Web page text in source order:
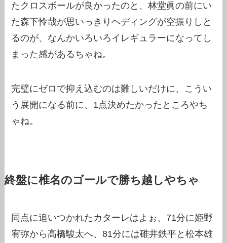
たクロスボールが良かったのと、林堂眞の前にい
た森下怜哉が思いっきりヘディングが空振りしと
るのが、なんかいろいろイレギュラーになってし
まった感があるちゃね。
完璧にゼロで抑え込むのは難しいだけに、こうい
う展開になる前に、1点決めたかったところやち
ゃね。
終盤に椎名のゴールで勝ち越しやちゃ
同点に追いつかれたカターレはよぉ、71分に姫野
宥弥から高橋駿太へ、81分には碓井鉄平と松本雄